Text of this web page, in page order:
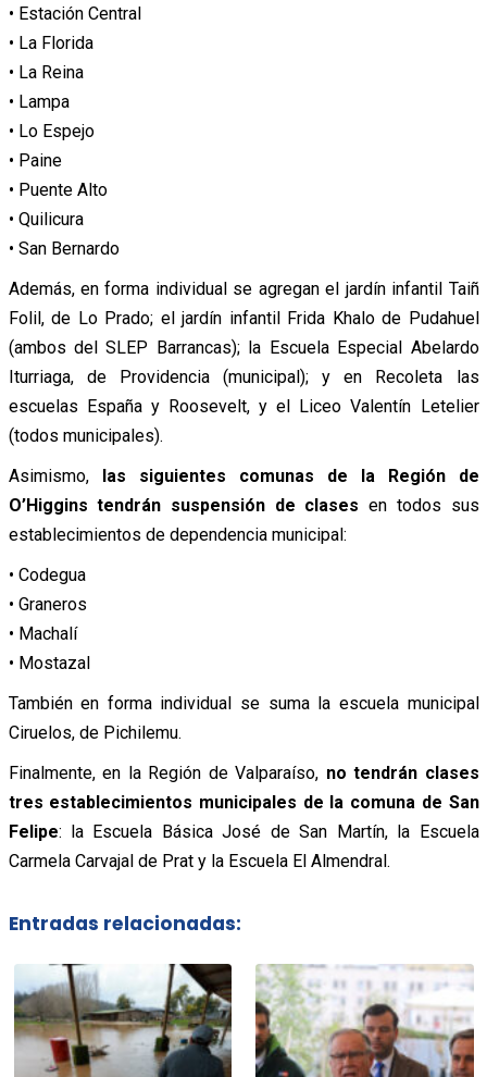
• Estación Central
• La Florida
• La Reina
• Lampa
• Lo Espejo
• Paine
• Puente Alto
• Quilicura
• San Bernardo
Además, en forma individual se agregan el jardín infantil Taiñ
Folil, de Lo Prado; el jardín infantil Frida Khalo de Pudahuel
(ambos del SLEP Barrancas); la Escuela Especial Abelardo
Iturriaga, de Providencia (municipal); y en Recoleta las
escuelas España y Roosevelt, y el Liceo Valentín Letelier
(todos municipales).
Asimismo, las siguientes comunas de la Región de
O’Higgins tendrán suspensión de clases en todos sus
establecimientos de dependencia municipal:
• Codegua
• Graneros
• Machalí
• Mostazal
También en forma individual se suma la escuela municipal
Ciruelos, de Pichilemu.
Finalmente, en la Región de Valparaíso, no tendrán clases
tres establecimientos municipales de la comuna de San
Felipe: la Escuela Básica José de San Martín, la Escuela
Carmela Carvajal de Prat y la Escuela El Almendral.
Entradas relacionadas: